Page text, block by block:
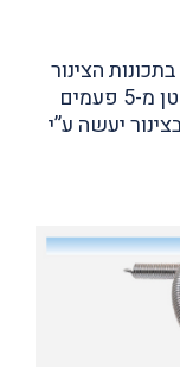
הצינור
ולא יגרום לשבר. רדיוס הכיפוף לא יקטן מ-5 פעמים
יעשה ע”י